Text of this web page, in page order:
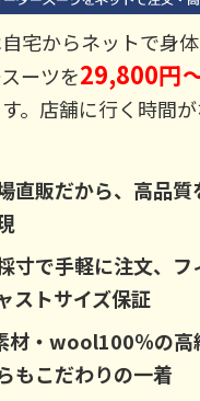
宅からネットで身
ーツを29,800円
。店舗に行く時間
直販だから、高品質
寸で手軽に注文、フ
ストサイズ保証
材・wool100％の高
もこだわりの一着